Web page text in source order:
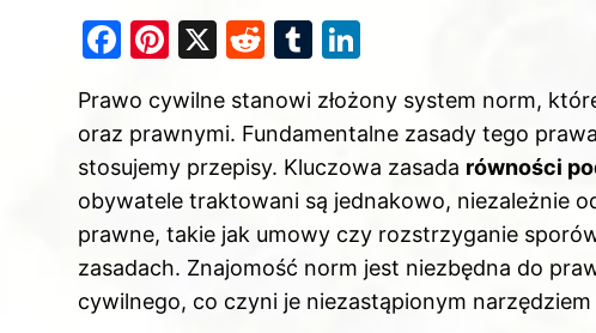
F
c
e
b
o
o
k
Pi
er
e
st
X
R
d
di
t
T
m
bl
r
k
e
dI
n
Prawo cywilne stanowi złożony system norm,
oraz prawnymi. Fundamentalne zasady tego
stosujemy przepisy. Kluczowa zasada równości
obywatele traktowani są jednakowo, niezależnie
prawne, takie jak umowy czy rozstrzyganie
zasadach. Znajomość norm jest niezbędna do
cywilnego, co czyni je niezastąpionym